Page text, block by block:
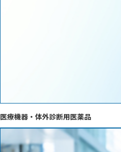
医療機器・体外診断用医薬品